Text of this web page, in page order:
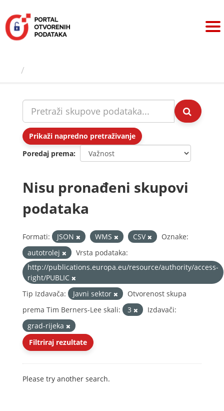
sadržaj
Prikaži napredno pretraživanje
Poredaj prema
Nisu pronađeni skupovi
podataka
Formati: JSON WMS CSV
Oznake:
autotrolej
Vrsta podataka:
http://publications.europa.eu/resource/authority/access-
right/PUBLIC
Tip Izdavača:
Javni sektor
Otvorenost skupa
prema Tim Berners-Lee skali:
3
Izdavači:
grad-rijeka
Filtriraj rezultate
Please try another search.